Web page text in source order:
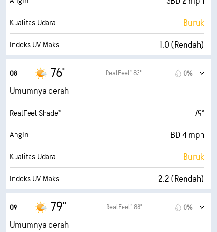
Ketinggian Awan 30000 ft
Kualitas Udara Buruk
Indeks UV Maks 1.0 (Rendah)
Angin Kencang
Kelembapan
Titik Embun 68° F
AccuLumen Brightness Index™ 4 (Redup)
Tutupan Awan 34%
Jarak Pandang 10 mi
08 76° RealFeel® 83° 0%
Umumnya cerah
RealFeel Shade™ 79°
Angin BD 4 mph
Kualitas Udara Buruk
Indeks UV Maks 2.2 (Rendah)
Angin Kencang
Kelembapan
09 79° RealFeel® 88° 0%
Umumnya cerah